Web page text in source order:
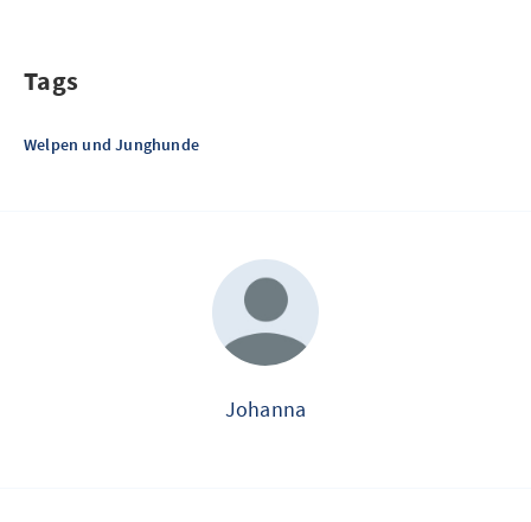
Tags
Welpen und Junghunde
Johanna